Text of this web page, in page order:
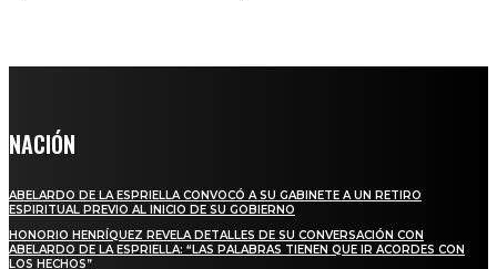
NACIÓN
ABELARDO DE LA ESPRIELLA CONVOCÓ A SU GABINETE A UN RETIRO
ESPIRITUAL PREVIO AL INICIO DE SU GOBIERNO
HONORIO HENRÍQUEZ REVELA DETALLES DE SU CONVERSACIÓN CON
ABELARDO DE LA ESPRIELLA: “LAS PALABRAS TIENEN QUE IR ACORDES CON
LOS HECHOS”